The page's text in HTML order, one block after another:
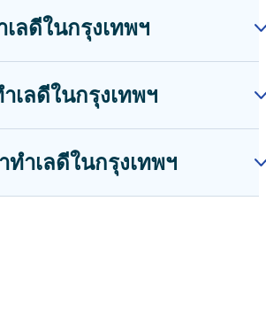
ลดีในกรุงเทพฯ
เลดีในกรุงเทพฯ
ทำเลดีในกรุงเทพฯ